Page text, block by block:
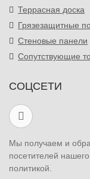
Террасная доска
Грязезащитные
Стеновые панели
Сопутствующие
СОЦСЕТИ
Мы получаем и
посетителей
политикой.